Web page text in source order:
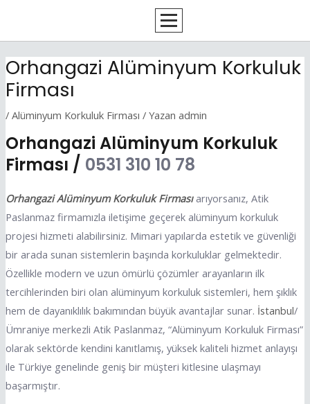
Orhangazi Alüminyum Korkuluk
Firması
/ Alüminyum Korkuluk Firması / Yazan admin
Orhangazi Alüminyum Korkuluk
Firması / 0531 310 10 78
Orhangazi Alüminyum Korkuluk Firması arıyorsanız, Atik
Paslanmaz firmamızla iletişime geçerek alüminyum korkuluk
projesi hizmeti alabilirsiniz. Mimari yapılarda estetik ve güvenliği
bir arada sunan sistemlerin başında korkuluklar gelmektedir.
Özellikle modern ve uzun ömürlü çözümler arayanların ilk
tercihlerinden biri olan alüminyum korkuluk sistemleri, hem şıklık
hem de dayanıklılık bakımından büyük avantajlar sunar. İstanbul/
Ümraniye merkezli Atik Paslanmaz, “Alüminyum Korkuluk Firması”
olarak sektörde kendini kanıtlamış, yüksek kaliteli hizmet anlayışı
ile Türkiye genelinde geniş bir müşteri kitlesine ulaşmayı
başarmıştır.